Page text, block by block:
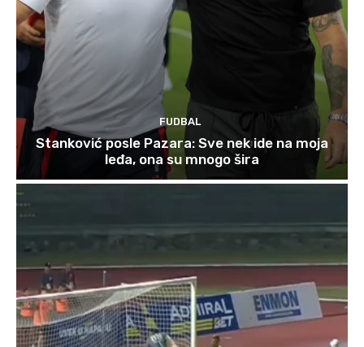
FUDBAL
Stanković posle Pazara: Sve nek ide na moja
leđa, ona su mnogo šira